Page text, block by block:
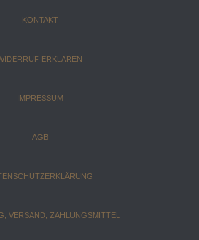
KONTAKT
ERKLÄREN
IMPRESSUM
AGB
VERSAND, ZAHLUNGSMITTEL